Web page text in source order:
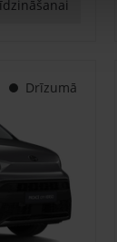
Drīzumā